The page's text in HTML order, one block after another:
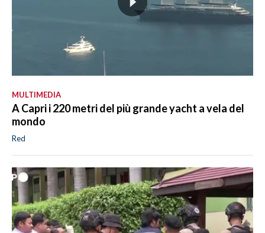
MULTIMEDIA
A Capri i 220 metri del più grande yacht a vela del
mondo
Red